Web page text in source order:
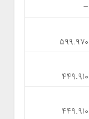
–
۵۹۹.۹۷۰
۴۴۹.۹۱۰
۴۴۹.۹۱۰